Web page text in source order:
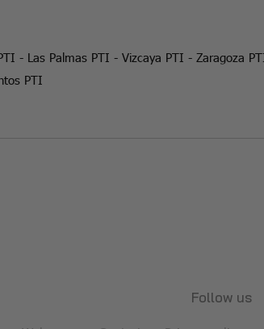
- Las Palmas PTI - Vizcaya PTI - Zaragoza
PTI
Follow us